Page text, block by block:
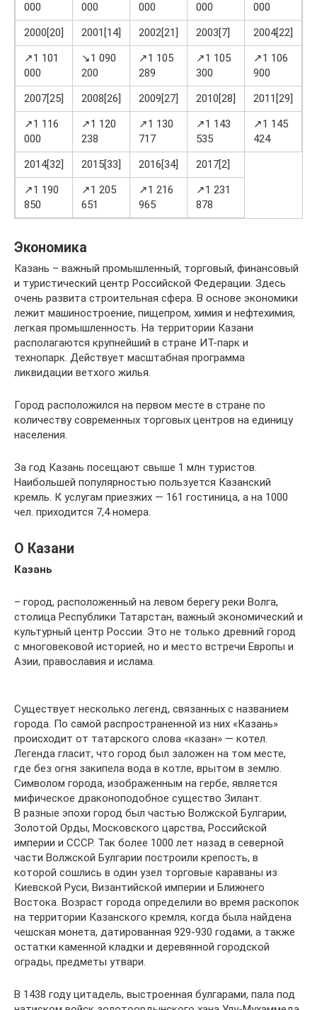
000
000
000
000
000
2000[20]
2001[14] 2002[21] 2003[7] 2004[22]
↗1 101
000
↘1 090
200
↗1 105
289
↗1 105
300
↗1 106
900
2007[25]
2008[26] 2009[27] 2010[28] 2011[29]
↗1 116
000
↗1 120
238
↗1 130
717
↗1 143
535
↗1 145
424
2014[32]
2015[33] 2016[34]
2017[2]
↗1 190
850
↗1 205
651
↗1 216
965
↗1 231
878
Экономика
Казань – важный промышленный, торговый, финансовый
и туристический центр Российской Федерации. Здесь
очень развита строительная сфера. В основе экономики
лежит машиностроение, пищепром, химия и нефтехимия,
легкая промышленность. На территории Казани
располагаются крупнейший в стране ИТ-парк и
технопарк. Действует масштабная программа
ликвидации ветхого жилья.
Город расположился на первом месте в стране по
количеству современных торговых центров на единицу
населения.
За год Казань посещают свыше 1 млн туристов.
Наибольшей популярностью пользуется Казанский
кремль. К услугам приезжих — 161 гостиница, а на 1000
чел. приходится 7,4 номера.
О Казани
Казань
– город, расположенный на левом берегу реки Волга,
столица Республики Татарстан, важный экономический и
культурный центр России. Это не только древний город
с многовековой историей, но и место встречи Европы и
Азии, православия и ислама.
Существует несколько легенд, связанных с названием
города. По самой распространенной из них «Казань»
происходит от татарского слова «казан» — котел.
Легенда гласит, что город был заложен на том месте,
где без огня закипела вода в котле, врытом в землю.
Символом города, изображенным на гербе, является
мифическое драконоподобное существо Зилант.
В разные эпохи город был частью Волжской Булгарии,
Золотой Орды, Московского царства, Российской
империи и CCCР. Так более 1000 лет назад в северной
части Волжской Булгарии построили крепость, в
которой сошлись в один узел торговые караваны из
Киевской Руси, Византийской империи и Ближнего
Востока. Возраст города определили во время раскопок
на территории Казанского кремля, когда была найдена
чешская монета, датированная 929-930 годами, а также
остатки каменной кладки и деревянной городской
ограды, предметы утвари.
В 1438 году цитадель, выстроенная булгарами, пала под